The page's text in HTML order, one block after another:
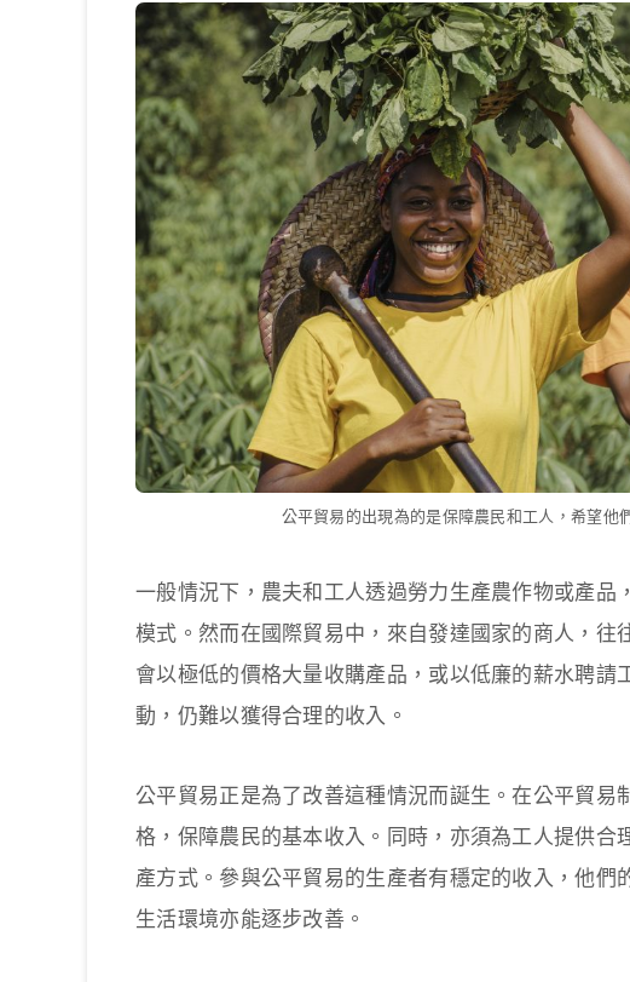
公平貿易的出現為的是保障農民和工人，希望他
一般情況下，農夫和工人透過勞力生產農作物或產品
模式。然而在國際貿易中，來自發達國家的商人，
會以極低的價格大量收購產品，或以低廉的薪水聘請
動，仍難以獲得合理的收入。
公平貿易正是為了改善這種情況而誕生。在公平貿
格，保障農民的基本收入。同時，亦須為工人提供合
產方式。參與公平貿易的生產者有穩定的收入，他
生活環境亦能逐步改善。